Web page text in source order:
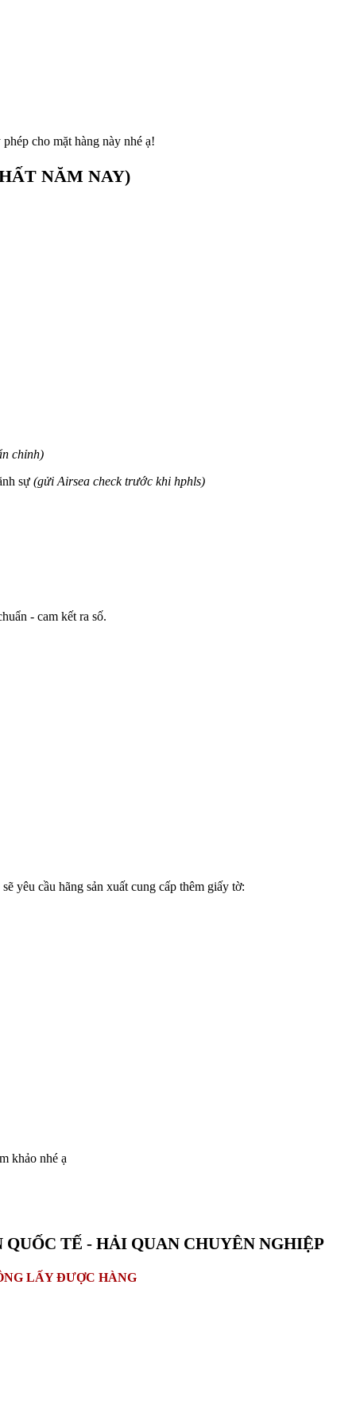
cho mặt hàng này nhé ạ!
NĂM NAY)
chỉnh)
sự (gửi Airsea check trước khi hphls)
- cam kết ra số.
yêu cầu hãng sản xuất cung cấp thêm giấy tờ:
khảo nhé ạ
TẾ - HẢI QUAN CHUYÊN NGHIỆP
LẤY ĐƯỢC HÀNG